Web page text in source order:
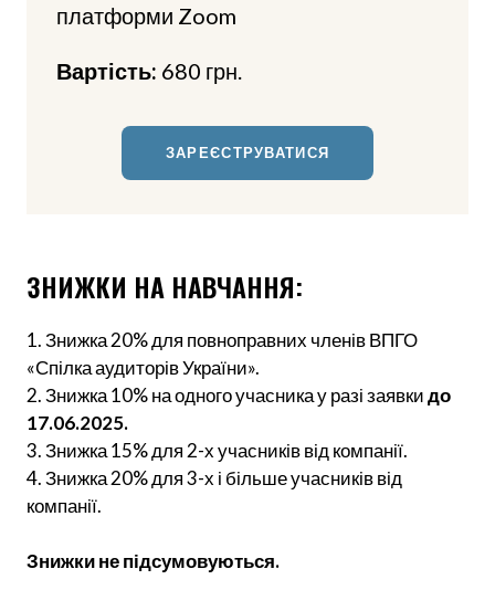
платформи Zoom
Вартість: 680 грн.
ЗАРЕЄСТРУВАТИСЯ
ЗНИЖКИ НА НАВЧАННЯ:
1. Знижка 20% для повноправних членів ВПГО
«Спілка аудиторів України».
2. Знижка 10% на одного учасника у разі заявкидо
17.06.2025.
3. Знижка 15% для 2-х учасників від компанії.
4. Знижка 20% для 3-х і більше учасників від
компанії.
Знижки не підсумовуються.